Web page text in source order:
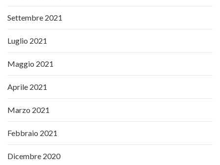
Settembre 2021
Luglio 2021
Maggio 2021
Aprile 2021
Marzo 2021
Febbraio 2021
Dicembre 2020